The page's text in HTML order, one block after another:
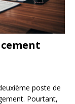
poste de
Pourtant,